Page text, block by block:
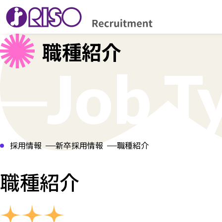
職種紹介
採用情報 新卒採用情報 職種紹介
職種紹介